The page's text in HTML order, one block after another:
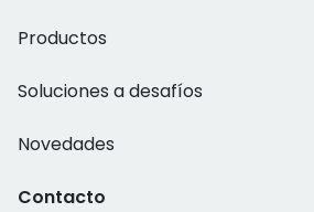
Productos
Soluciones a desafíos
Novedades
Contacto